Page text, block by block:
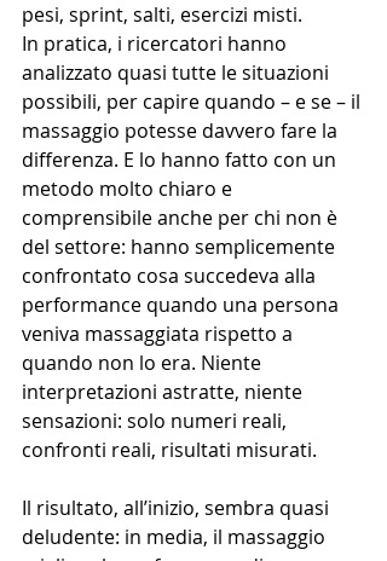
pesi, sprint, salti, esercizi misti.
In pratica, i ricercatori hanno
analizzato quasi tutte le situazioni
possibili, per capire quando – e se – il
massaggio potesse davvero fare la
differenza. E lo hanno fatto con un
metodo molto chiaro e
comprensibile anche per chi non è
del settore: hanno semplicemente
confrontato cosa succedeva alla
performance quando una persona
veniva massaggiata rispetto a
quando non lo era. Niente
interpretazioni astratte, niente
sensazioni: solo numeri reali,
confronti reali, risultati misurati.
Il risultato, all’inizio, sembra quasi
deludente: in media, il massaggio